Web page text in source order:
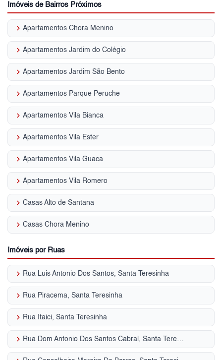
Imóveis de Bairros Próximos
keyboard_arrow_right Apartamentos Chora Menino
keyboard_arrow_right Apartamentos Jardim do Colégio
keyboard_arrow_right Apartamentos Jardim São Bento
keyboard_arrow_right Apartamentos Parque Peruche
keyboard_arrow_right Apartamentos Vila Bianca
keyboard_arrow_right Apartamentos Vila Ester
keyboard_arrow_right Apartamentos Vila Guaca
keyboard_arrow_right Apartamentos Vila Romero
keyboard_arrow_right Casas Alto de Santana
keyboard_arrow_right Casas Chora Menino
Imóveis por Ruas
keyboard_arrow_right Rua Luis Antonio Dos Santos, Santa Teresinha
keyboard_arrow_right Rua Piracema, Santa Teresinha
keyboard_arrow_right Rua Itaici, Santa Teresinha
keyboard_arrow_right Rua Dom Antonio Dos Santos Cabral, Santa Teresinha